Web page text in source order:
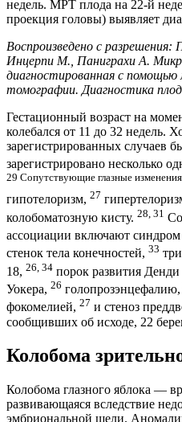
недель. МРТ плода на 22-й
проекция головы) выявляет
Воспроизведено с
Инцерпи М., Паниграхи А.
диагностированная с помощью
томографии. Диагностика
Гестационный возраст на
колебался от 11 до 32 недель.
зарегистрированных случаев
зарегистрировано несколько
29 Сопутствующие глазные изменения
гипотелоризм, 27
колобоматозную кисту. 28, 31
ассоциации включают синдром
стенок тела конечностей, 33
18, 26, 34 порок развития Денди
Уокера, 26 голопрозэнцефалию,
фокомелией, 27 и стеноз
сообщивших об исходе, 22
Колобома
Колобома глазного яблока —
развивающаяся вследствие
эмбриональной щели.